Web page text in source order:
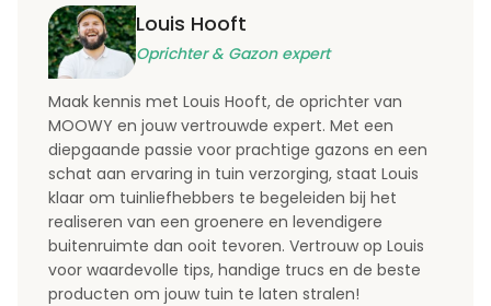
Louis Hooft
Oprichter & Gazon expert
Maak kennis met Louis Hooft, de oprichter van
MOOWY en jouw vertrouwde expert. Met een
diepgaande passie voor prachtige gazons en een
schat aan ervaring in tuin verzorging, staat Louis
klaar om tuinliefhebbers te begeleiden bij het
realiseren van een groenere en levendigere
buitenruimte dan ooit tevoren. Vertrouw op Louis
voor waardevolle tips, handige trucs en de beste
producten om jouw tuin te laten stralen!